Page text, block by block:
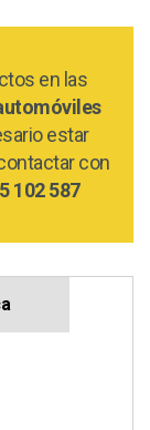
en las
estar
con
102 587